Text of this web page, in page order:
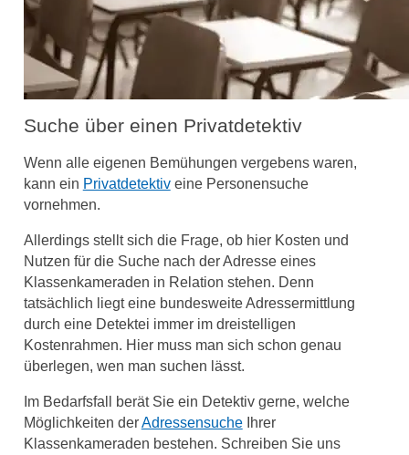
Suche über einen Privatdetektiv
Wenn alle eigenen Bemühungen vergebens waren,
kann ein Privatdetektiveine Personensuche
vornehmen.
Allerdings stellt sich die Frage, ob hier Kosten und
Nutzen für die Suche nach der Adresse eines
Klassenkameraden in Relation stehen. Denn
tatsächlich liegt eine bundesweite Adressermittlung
durch eine Detektei immer im dreistelligen
Kostenrahmen. Hier muss man sich schon genau
überlegen, wen man suchen lässt.
Im Bedarfsfall berät Sie ein Detektiv gerne, welche
Möglichkeiten derAdressensucheIhrer
Klassenkameraden bestehen. Schreiben Sie uns